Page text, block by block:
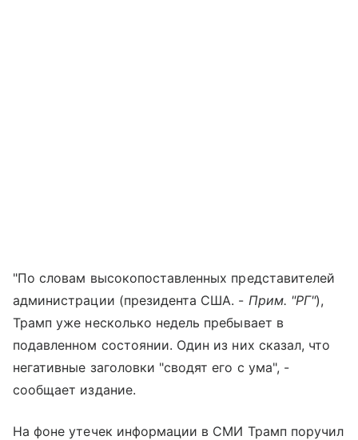
"По словам высокопоставленных представителей
администрации (президента США. - Прим. "РГ"),
Трамп уже несколько недель пребывает в
подавленном состоянии. Один из них сказал, что
негативные заголовки "сводят его с ума", -
сообщает издание.
На фоне утечек информации в СМИ Трамп поручил